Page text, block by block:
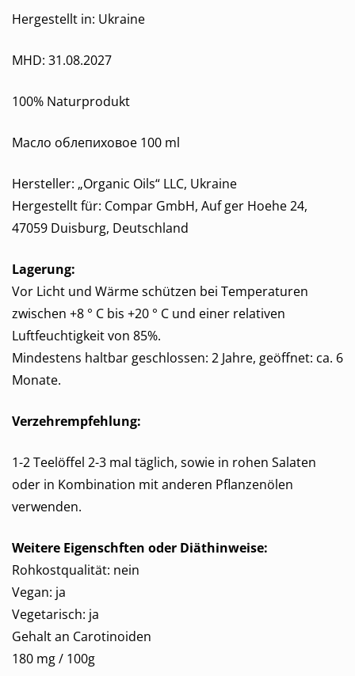
Hergestellt in: Ukraine
MHD: 31.08.2027
100% Naturprodukt
Масло облепиховое 100 ml
Hersteller: „Organic Oils“ LLC, Ukraine
Hergestellt für: Compar GmbH, Auf ger Hoehe 24,
47059 Duisburg, Deutschland
Lagerung:
Vor Licht und Wärme schützen bei Temperaturen
zwischen +8 ° C bis +20 ° C und einer relativen
Luftfeuchtigkeit von 85%.
Mindestens haltbar geschlossen: 2 Jahre, geöffnet: ca. 6
Monate.
Verzehrempfehlung:
1-2 Teelöffel 2-3 mal täglich, sowie in rohen Salaten
oder in Kombination mit anderen Pflanzenölen
verwenden.
Weitere Eigenschften oder Diäthinweise:
Rohkostqualität: nein
Vegan: ja
Vegetarisch: ja
Gehalt an Carotinoiden
180 mg / 100g